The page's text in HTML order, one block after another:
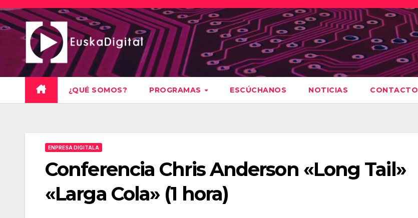
Saltar
al
contenido
¿QUÉ SOMOS? PROGRAMAS ESCÚCHANOS NOTICIAS CONTACTO
ENPRESA DIGITALA
Conferencia Chris Anderson «Long Tail»
«Larga Cola» (1 hora)